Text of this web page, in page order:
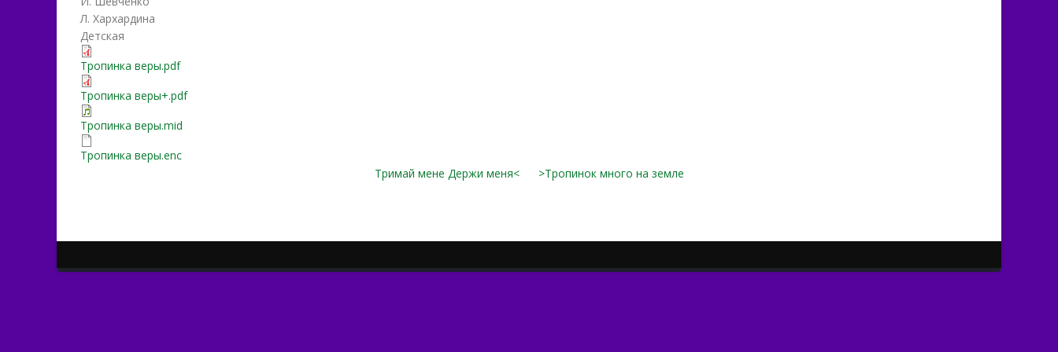
Л. Хархардина
Детская
Тропинка веры.pdf
Тропинка веры+.pdf
Тропинка веры.mid
Тропинка веры.enc
Тримай мене Держи меня<
>Тропинок много на земле